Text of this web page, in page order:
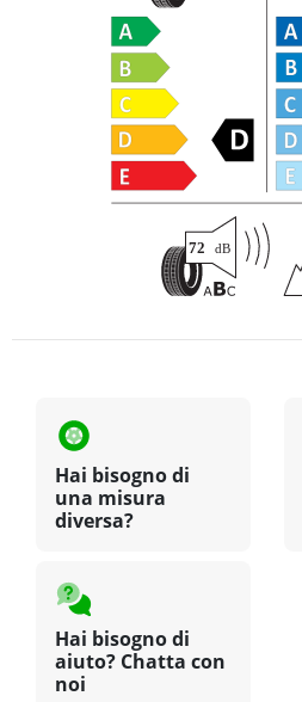
Hai bisogno di
una misura
diversa?
Hai bisogno di
aiuto? Chatta con
noi